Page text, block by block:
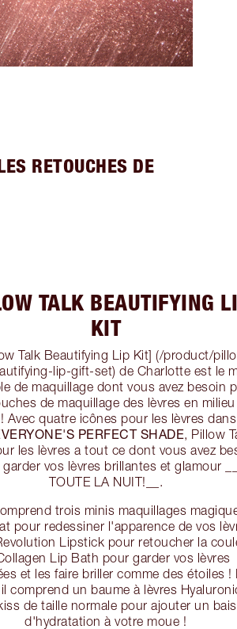
RETOUCHES DE
TALK BEAUTIFYING
KIT
Talk Beautifying Lip Kit] (/product/
lip-gift-set) de Charlotte est le
de maquillage dont vous avez besoin
de maquillage des lèvres en
Avec quatre icônes pour les lèvres
PERFECT SHADE, Pillow
les lèvres a tout ce dont vous avez
vos lèvres brillantes et glamour __
TOUTE LA NUIT!__.
trois minis maquillages
pour redessiner l'apparence de vos
Lipstick pour retoucher la
Lip Bath pour garder vos lèvres
et les faire briller comme des étoiles !
comprend un baume à lèvres
de taille normale pour ajouter un
d'hydratation à votre moue !